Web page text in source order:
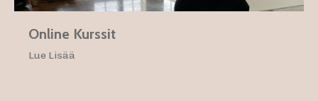
Online Kurssit
Lue Lisää